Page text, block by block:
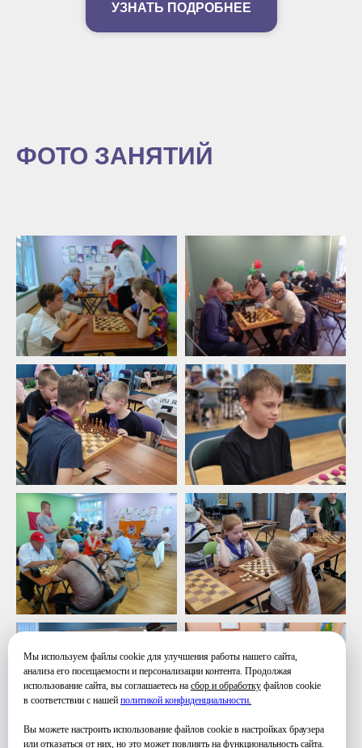
Мы используем файлы cookie для улучшения работы нашего сайта,
анализа его посещаемости и персонализации контента. Продолжая
использование сайта, вы соглашаетесь на сбор и обработку файлов cookie
в соответствии с нашей политикой конфиденциальности.
Вы можете настроить использование файлов cookie в настройках браузера
или отказаться от них, но это может повлиять на функциональность сайта.
УЗНАТЬ ПОДРОБНЕЕ
ФОТО ЗАНЯТИЙ